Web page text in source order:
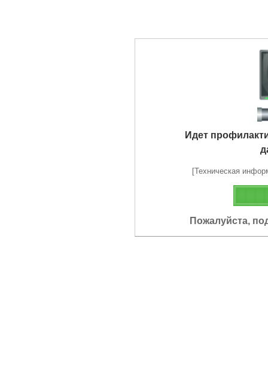
Идет
[Техническая
Пожалуйста,